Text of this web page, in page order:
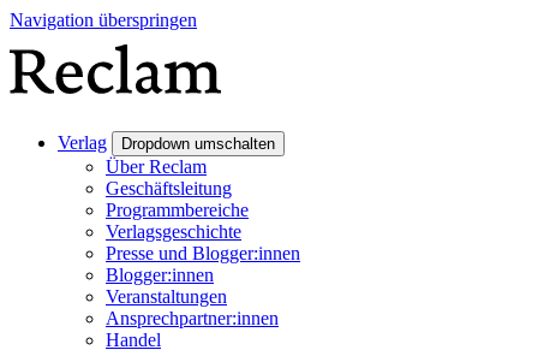
Navigation überspringen
Verlag Dropdown umschalten
Über Reclam
Geschäftsleitung
Programmbereiche
Verlagsgeschichte
Presse und Blogger:innen
Blogger:innen
Veranstaltungen
Ansprechpartner:innen
Handel